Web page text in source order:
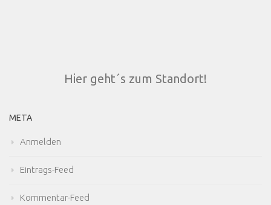
Hier geht´s zum Standort!
META
Anmelden
Eintrags-Feed
Kommentar-Feed